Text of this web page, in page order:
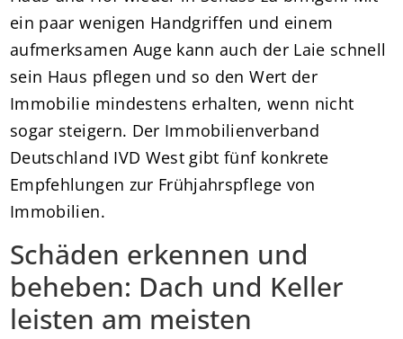
ein paar wenigen Handgriffen und einem
aufmerksamen Auge kann auch der Laie schnell
sein Haus pflegen und so den Wert der
Immobilie mindestens erhalten, wenn nicht
sogar steigern. Der Immobilienverband
Deutschland IVD West gibt fünf konkrete
Empfehlungen zur Frühjahrspflege von
Immobilien.
Schäden erkennen und
beheben: Dach und Keller
leisten am meisten